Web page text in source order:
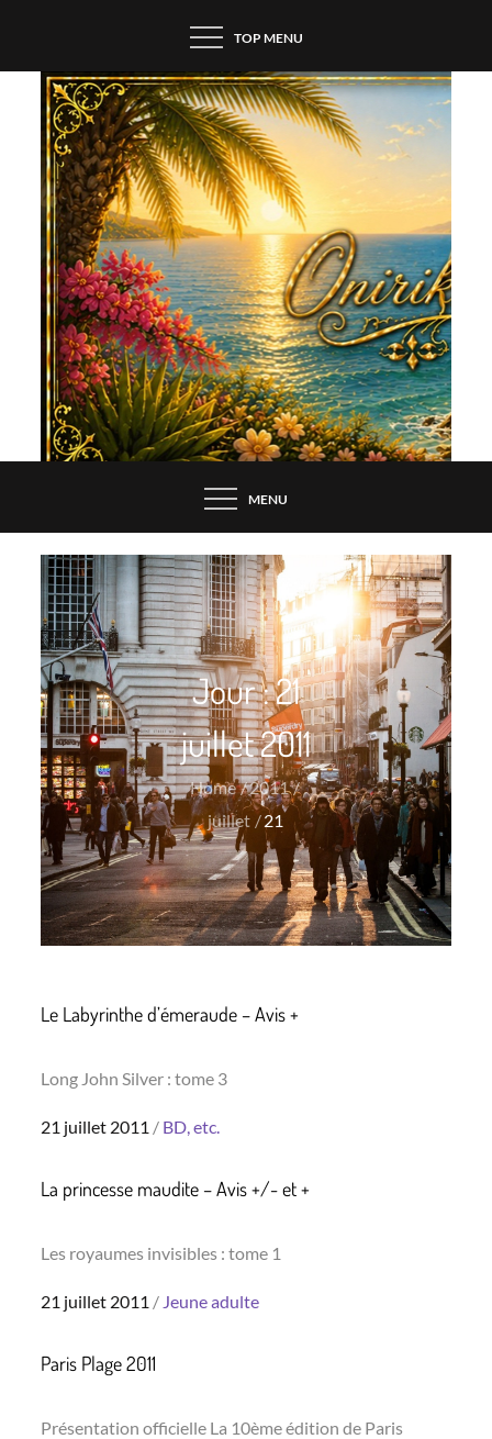
content
TOP MENU
MENU
Jour :21
juillet 2011
Home
2011
juillet
21
Le Labyrinthe d’émeraude – Avis +
Long John Silver : tome 3
Posted
21 juillet 2011 BD, etc.
La princesse maudite – Avis +/- et +
Les royaumes invisibles : tome 1
Posted
21 juillet 2011 Jeune adulte
Paris Plage 2011
Présentation officielle La 10ème édition de Paris